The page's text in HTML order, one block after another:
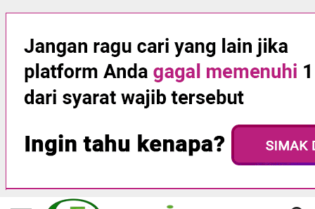
HOME
BERITA
BIODATA
CERITA
CERPEN
EKSKLUSIF